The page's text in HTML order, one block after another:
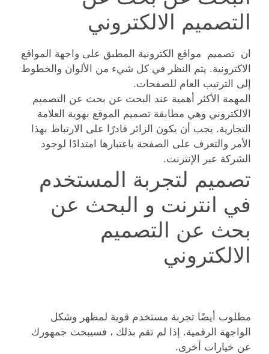
التصميم الالكتروني
ان تصميم مواقع الكترونية المطبق على واجهة المواقع
الاكترونية. يتم النظر في كل شيء من الألوان والخطوط
إلى الترتيب العام للصفحات.
المهمة الأكثر أهمية عند البحث عن بحث عن التصميم
الالكتروني وهي مطابقة تصميم الموقع بهوية العلامة
التجارية. يجب أن يكون الزائر قادرًا على الارتباط بهذا
الأمر والتعرف على الصفحة باعتبارها امتدادًا لوجود
الشركة عبر الإنترنت.
تصميم لتجربة المستخدم
في انترنت و البحث عن
بحث عن التصميم
الالكتروني
مطلوب أيضًا تجربة مستخدم قوية لمظهر وشكل
الواجهة الرقمية. إذا لم تقم بذلك ، فسيبحث جمهورك
عن خيارات أخرى.